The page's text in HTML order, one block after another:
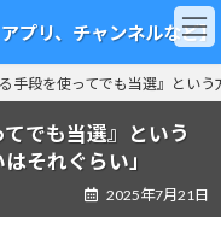
プリ、チャンネルなど】
手段を使ってでも当選』とい
でも当選』という
それぐらい」
2025年7月21日